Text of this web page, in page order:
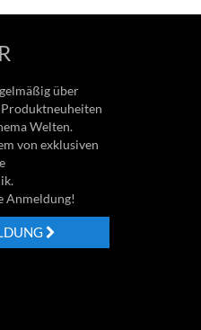
über
Welten.
von exklusiven
Anmeldung!